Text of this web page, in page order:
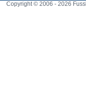
Copyright © 2006 - 2026